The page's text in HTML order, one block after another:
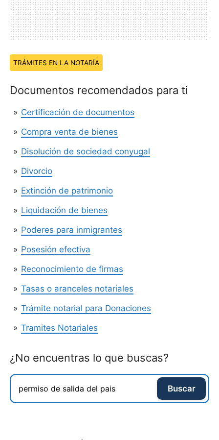
Temas:
TRÁMITES EN LA NOTARÍA
Documentos recomendados para ti
Certificación de documentos
Compra venta de bienes
Disolución de sociedad conyugal
Divorcio
Extinción de patrimonio
Liquidación de bienes
Poderes para inmigrantes
Posesión efectiva
Reconocimiento de firmas
Tasas o aranceles notariales
Trámite notarial para Donaciones
Tramites Notariales
¿No encuentras lo que buscas?
Buscar